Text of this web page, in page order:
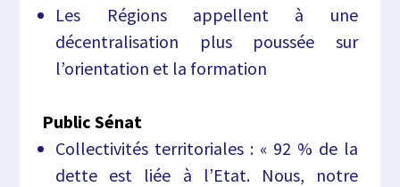
Les Régions appellent à une
décentralisation plus poussée sur
l’orientation et la formation
Public Sénat
Collectivités territoriales : « 92 % de la
dette est liée à l’Etat. Nous, notre